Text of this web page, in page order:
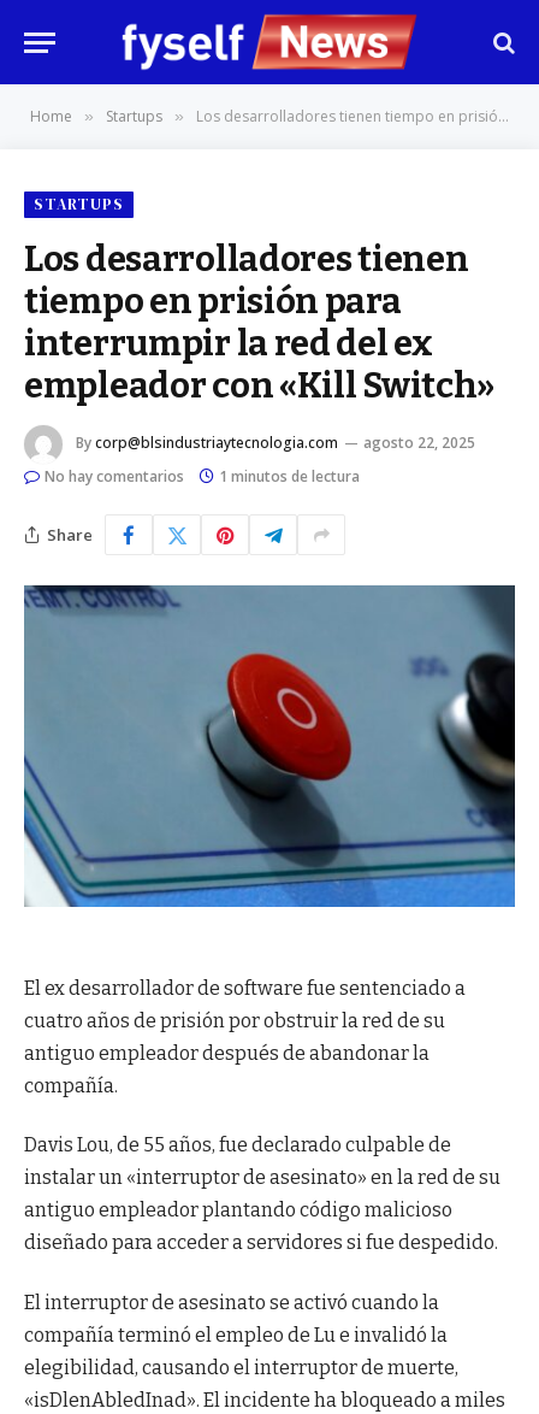
Home » Startups » Los desarrolladores tienen tiempo en prisión para interrumpir la red del ex empleador con «Kill Switch»
STARTUPS
Los desarrolladores tienen
tiempo en prisión para
interrumpir la red del ex
empleador con «Kill Switch»
Bycorp@blsindustriaytecnologia.com
agosto 22, 2025
No hay comentarios
1 minutos de lectura
Share
El ex desarrollador de software fue sentenciado a
cuatro años de prisión por obstruir la red de su
antiguo empleador después de abandonar la
compañía.
Davis Lou, de 55 años, fue declarado culpable de
instalar un «interruptor de asesinato» en la red de su
antiguo empleador plantando código malicioso
diseñado para acceder a servidores si fue despedido.
El interruptor de asesinato se activó cuando la
compañía terminó el empleo de Lu e invalidó la
elegibilidad, causando el interruptor de muerte,
«isDlenAbledInad». El incidente ha bloqueado a miles